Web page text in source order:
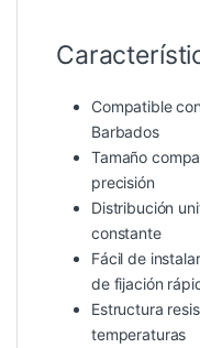
Compatible
Barbados
Tamaño
precisión
Distribución
constante
Fácil de
de fijación
Estructura
temperaturas